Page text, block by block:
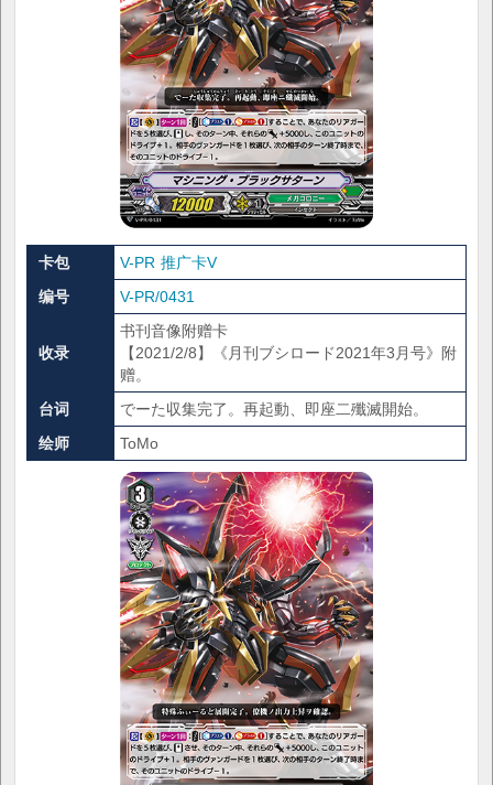
卡包
V-PR 推广卡V
编号
V-PR/0431
收录
书刊音像附赠卡
【2021/2/8】《月刊ブシロード2021年3月号》附
赠。
台词
でーた収集完了。再起動、即座二殲滅開始。
绘师
ToMo